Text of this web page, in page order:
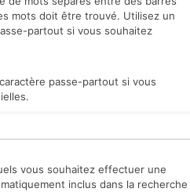
mots doit être trouvé. Utilisez un
partout si vous souhaitez
passe-partout si vous
vous souhaitez effectuer une
inclus dans la recherche